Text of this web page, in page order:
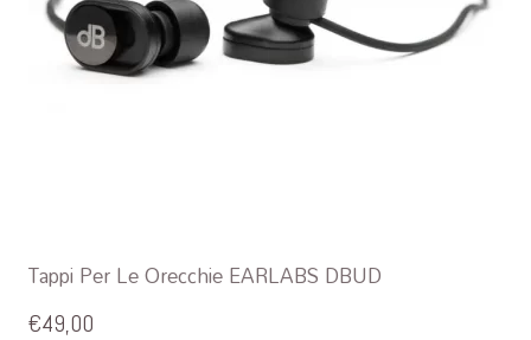
Tappi Per Le Orecchie EARLABS DBUD
€49,00